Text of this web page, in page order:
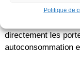
Politique de
La publication des
directement les
autoconsommation